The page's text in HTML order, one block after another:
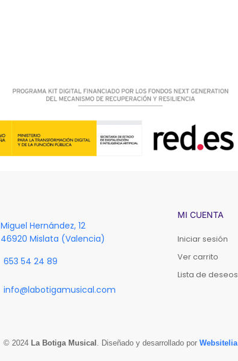
Miguel Hernández, 12
46920 Mislata (Valencia)
653 54 24 89
info@labotigamusical.com
MI CUENTA
Iniciar sesión
Ver carrito
Lista de deseos
© 2024 La Botiga Musical . Diseñado y desarrollado por Websitelia